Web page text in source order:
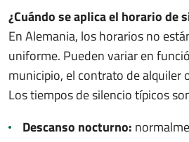
¿Cuándo se aplica el horario de
En Alemania, los horarios no
uniforme. Pueden variar en
municipio, el contrato de alquiler
Los tiempos de silencio típicos
Descanso nocturno: